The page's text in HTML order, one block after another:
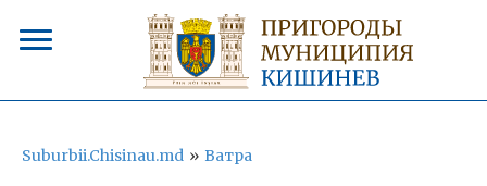
Suburbii.Chisinau.md » Ватра